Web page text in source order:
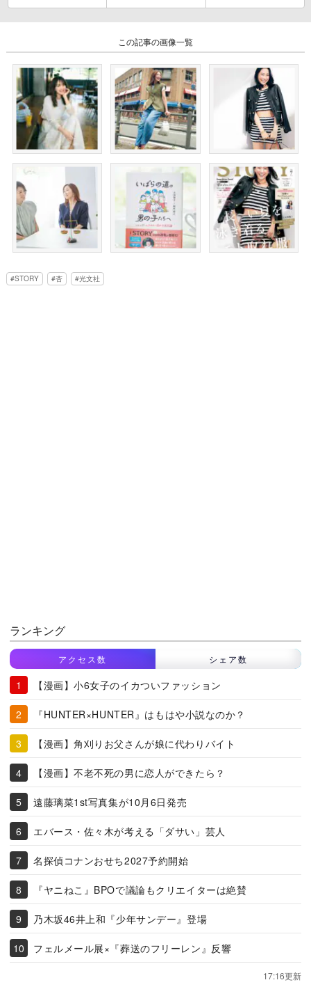
この記事の画像一覧
STORY 杏 光文社
ランキング
アクセス数 シェア数
【漫画】小6女子のイカついファッション
『HUNTER×HUNTER』はもはや小説なのか？
【漫画】角刈りお父さんが娘に代わりバイト
【漫画】不老不死の男に恋人ができたら？
遠藤璃菜1st写真集が10月6日発売
エバース・佐々木が考える「ダサい」芸人
名探偵コナンおせち2027予約開始
『ヤニねこ』BPOで議論もクリエイターは絶賛
乃木坂46井上和『少年サンデー』登場
フェルメール展×『葬送のフリーレン』反響
17:16更新